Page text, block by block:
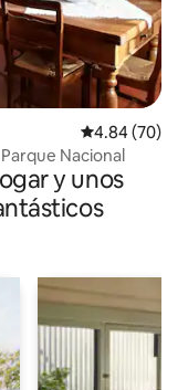
Calificación
4.84 (70)
Nacional
y unos